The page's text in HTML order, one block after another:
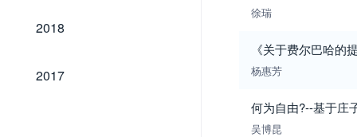
2018
2018
2017
2017
徐瑞
《关于费尔巴哈的
杨惠芳
何为自由?--基于庄
吴博昆